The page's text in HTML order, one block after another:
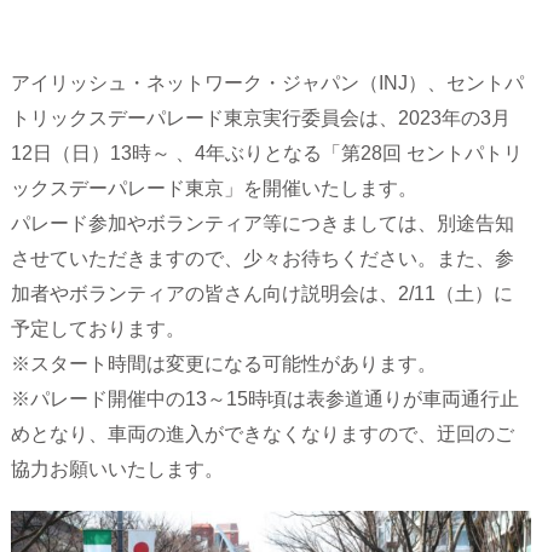
アイリッシュ・ネットワーク・ジャパン（INJ）、セントパ
トリックスデーパレード東京実行委員会は、2023年の3月
12日（日）13時～ 、4年ぶりとなる「第28回 セントパトリ
ックスデーパレード東京」を開催いたします。
パレード参加やボランティア等につきましては、別途告知
させていただきますので、少々お待ちください。また、参
加者やボランティアの皆さん向け説明会は、2/11（土）に
予定しております。
※スタート時間は変更になる可能性があります。
※パレード開催中の13～15時頃は表参道通りが車両通行止
めとなり、車両の進入ができなくなりますので、迂回のご
協力お願いいたします。